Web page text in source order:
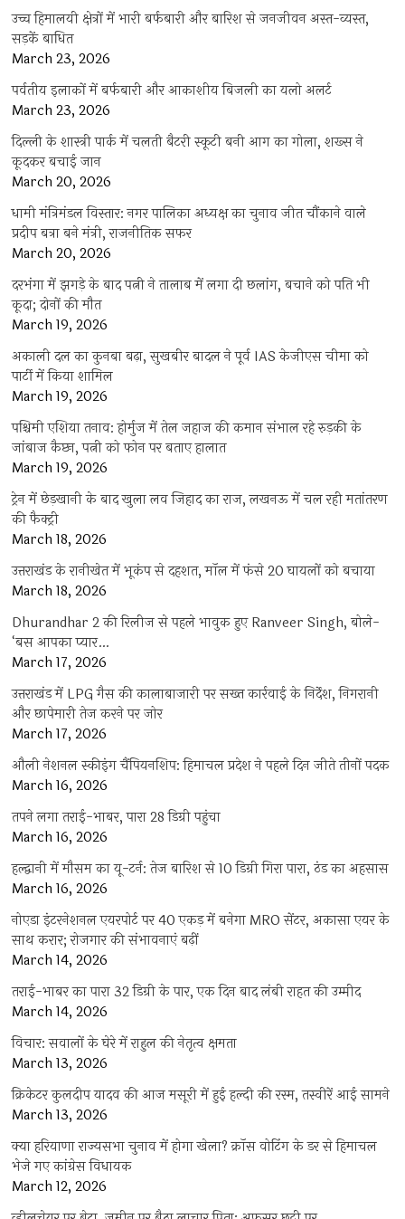
उच्च हिमालयी क्षेत्रों में भारी बर्फबारी और बारिश से जनजीवन अस्त-व्यस्त,
सड़कें बाधित
March 23, 2026
पर्वतीय इलाकों में बर्फबारी और आकाशीय बिजली का यलो अलर्ट
March 23, 2026
दिल्ली के शास्त्री पार्क में चलती बैटरी स्कूटी बनी आग का गोला, शख्स ने
कूदकर बचाई जान
March 20, 2026
धामी मंत्रिमंडल विस्तार: नगर पालिका अध्यक्ष का चुनाव जीत चौंकाने वाले
प्रदीप बत्रा बने मंत्री, राजनीतिक सफर
March 20, 2026
दरभंगा में झगड़े के बाद पत्नी ने तालाब में लगा दी छलांग, बचाने को पति भी
कूदा; दोनों की मौत
March 19, 2026
अकाली दल का कुनबा बढ़ा, सुखबीर बादल ने पूर्व IAS केजीएस चीमा को
पार्टी में किया शामिल
March 19, 2026
पश्चिमी एशिया तनाव: होर्मुज में तेल जहाज की कमान संभाल रहे रुड़की के
जांबाज कैप्टन, पत्नी को फोन पर बताए हालात
March 19, 2026
ट्रेन में छेड़खानी के बाद खुला लव जिहाद का राज, लखनऊ में चल रही मतांतरण
की फैक्ट्री
March 18, 2026
उत्तराखंड के रानीखेत में भूकंप से दहशत, मॉल में फंसे 20 घायलों को बचाया
March 18, 2026
Dhurandhar 2 की रिलीज से पहले भावुक हुए Ranveer Singh, बोले-
‘बस आपका प्यार…
March 17, 2026
उत्तराखंड में LPG गैस की कालाबाजारी पर सख्त कार्रवाई के निर्देश, निगरानी
और छापेमारी तेज करने पर जोर
March 17, 2026
औली नेशनल स्कीइंग चैंपियनशिप: हिमाचल प्रदेश ने पहले दिन जीते तीनों पदक
March 16, 2026
तपने लगा तराई-भाबर, पारा 28 डिग्री पहुंचा
March 16, 2026
हल्द्वानी में मौसम का यू-टर्न: तेज बारिश से 10 डिग्री गिरा पारा, ठंड का अहसास
March 16, 2026
नोएडा इंटरनेशनल एयरपोर्ट पर 40 एकड़ में बनेगा MRO सेंटर, अकासा एयर के
साथ करार; रोजगार की संभावनाएं बढ़ीं
March 14, 2026
तराई-भाबर का पारा 32 डिग्री के पार, एक दिन बाद लंबी राहत की उम्मीद
March 14, 2026
विचार: सवालों के घेरे में राहुल की नेतृत्व क्षमता
March 13, 2026
क्रिकेटर कुलदीप यादव की आज मसूरी में हुई हल्दी की रस्म, तस्वीरें आई सामने
March 13, 2026
क्या हरियाणा राज्यसभा चुनाव में होगा खेला? क्रॉस वोटिंग के डर से हिमाचल
भेजे गए कांग्रेस विधायक
March 12, 2026